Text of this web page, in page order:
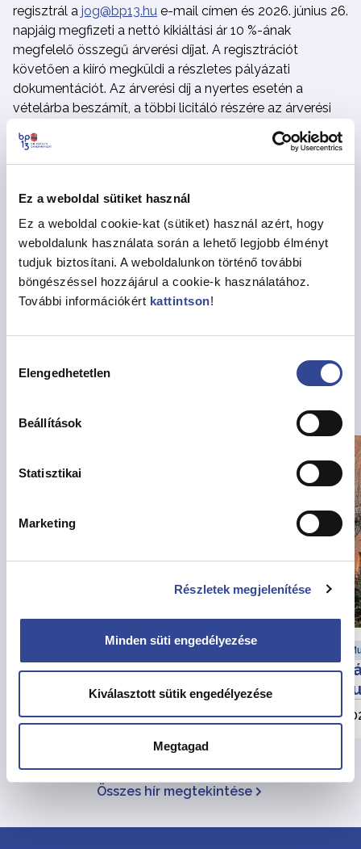
Ez a weboldal sütiket használ
Ez a weboldal cookie-kat (sütiket) használ azért, hogy
weboldalunk használata során a lehető legjobb élményt
tudjuk biztosítani. A weboldalunkon történő további
böngészéssel hozzájárul a cookie-k használatához.
További információkért kattintson!
kiválasztása
Elengedhetetlen
Beállítások
Statisztikai
Marketing
Részletek megjelenítése
Minden süti engedélyezése
Kiválasztott sütik engedélyezése
Megtagad
regisztrál a jog@bp13.hu e-mail címen és 2026. június 26.
napjáig megfizeti a nettó kikiáltási ár 10 %-ának
megfelelő összegű árverési díjat. A regisztrációt
követően a kiíró megküldi a részletes pályázati
dokumentációt. Az árverési díj a nyertes esetén a
vételárba beszámít, a többi licitáló részére az árverési
Megosztás
Felhívás partnerségi egyeztetésre
2026. augusztus 6.
Összes hír megtekintése